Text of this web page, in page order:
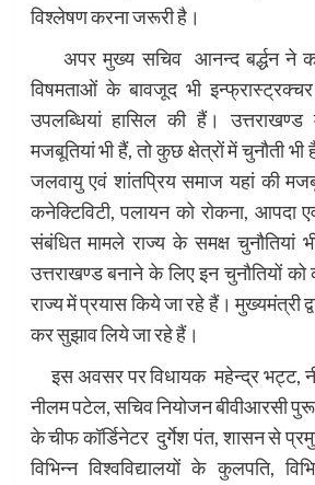
विश्लेषण करना जरूरी है।
अपर मुख्य सचिव आनन्द बर्द्धन ने
विषमताओं के बावजूद भी
उपलब्धियां हासिल की हैं।
मजबूतियां भी हैं, तो कुछ क्षेत्रों में चुनौती भी
जलवायु एवं शांतप्रिय समाज यहां की
कनेक्टिविटी, पलायन को रोकना, आपदा
संबंधित मामले राज्य के समक्ष चुनौतियां
उत्तराखण्ड बनाने के लिए इन चुनौतियों
राज्य में प्रयास किये जा रहे हैं। मुख्यमंत्री
कर सुझाव लिये जा रहे हैं।
इस अवसर पर विधायक महेन्द्र भट्ट,
नीलम पटेल, सचिव नियोजन बीवीआरसी
के चीफ कॉर्डिनेटर दुर्गेश पंत, शासन से
विभिन्न विश्वविद्यालयों के कुलपति,